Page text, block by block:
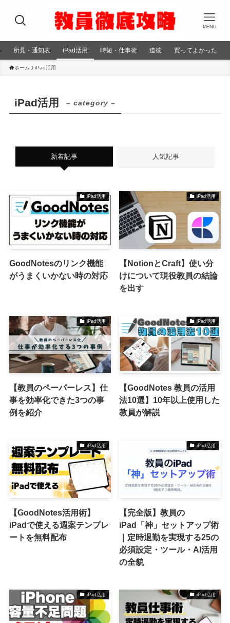
MENU
所見・通知表 iPad活用 時短・仕事術 道徳 買ってよかった
ホーム iPad活用
iPad活用 – category –
新着記事 人気記事
iPad活用
GoodNotesのリンク機能
がうまくいかない時の対応
iPad活用
【NotionとCraft】使い分
けについて現役教員の結論
を出す
iPad活用
【教員のペーパーレス】仕
事を効率化できた3つの事
例を紹介
iPad活用
【GoodNotes 教員の活用
法10選】10年以上使用した
教員が解説
iPad活用
【GoodNotes活用術】
iPadで使える週案テンプレ
ートを無料配布
iPad活用
【完全版】教員の
iPad「神」セットアップ術
｜定時退勤を実現する25の
必須設定・ツール・AI活用
の全貌
iPad活用 iPad活用